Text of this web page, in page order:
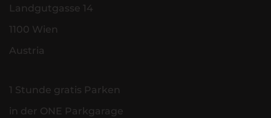
Landgutgasse 14
1100 Wien
Austria
1 Stunde gratis Parken
in der ONE Parkgarage